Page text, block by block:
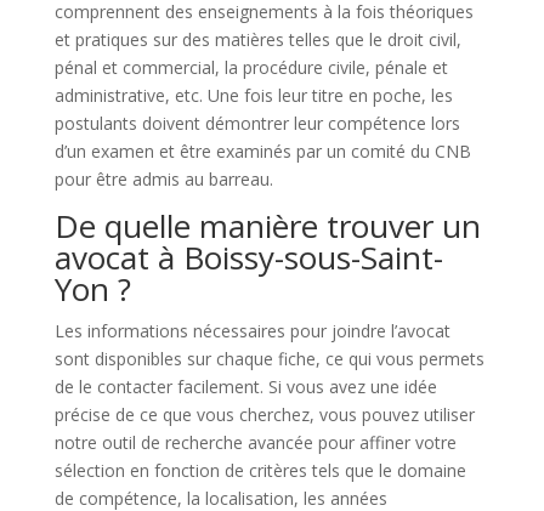
comprennent des enseignements à la fois théoriques
et pratiques sur des matières telles que le droit civil,
pénal et commercial, la procédure civile, pénale et
administrative, etc. Une fois leur titre en poche, les
postulants doivent démontrer leur compétence lors
d’un examen et être examinés par un comité du CNB
pour être admis au barreau.
De quelle manière trouver un
avocat à Boissy-sous-Saint-
Yon ?
Les informations nécessaires pour joindre l’avocat
sont disponibles sur chaque fiche, ce qui vous permets
de le contacter facilement. Si vous avez une idée
précise de ce que vous cherchez, vous pouvez utiliser
notre outil de recherche avancée pour affiner votre
sélection en fonction de critères tels que le domaine
de compétence, la localisation, les années